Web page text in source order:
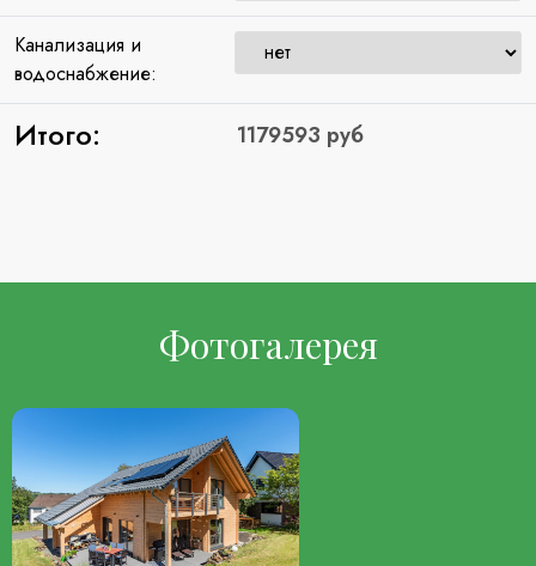
Канализация и
водоснабжение:
Итого:
Фотогалерея